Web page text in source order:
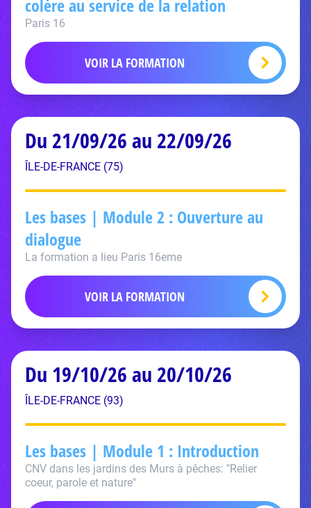
colère au service de la relation
Paris 16
VOIR LA FORMATION
Du 21/09/26 au 22/09/26
ÎLE-DE-FRANCE (75)
Les bases | Module 2 : Ouverture au
dialogue
La formation a lieu Paris 16eme
VOIR LA FORMATION
Du 19/10/26 au 20/10/26
ÎLE-DE-FRANCE (93)
Les bases | Module 1 : Introduction
CNV dans les jardins des Murs à pêches: "Relier
coeur, parole et nature"